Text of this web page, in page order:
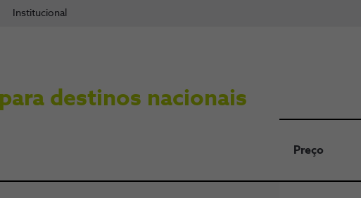
Institucional
destinos nacionais
Preço